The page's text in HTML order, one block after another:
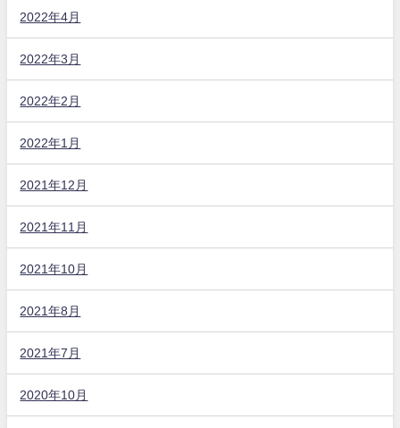
2022年4月
2022年3月
2022年2月
2022年1月
2021年12月
2021年11月
2021年10月
2021年8月
2021年7月
2020年10月